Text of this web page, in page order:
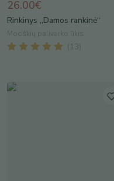
26.00€
Rinkinys „Damos rankinė“
Mociškių palivarko ūkis
( 13